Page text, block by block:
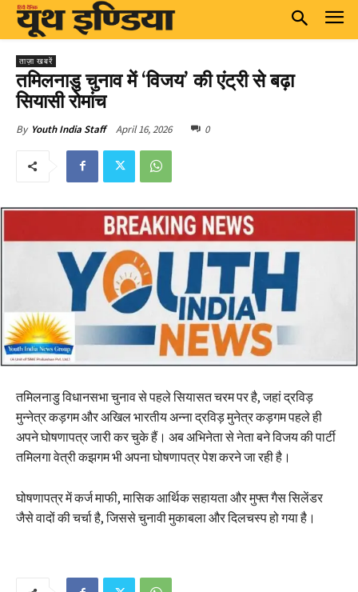
ताज़ा खबरें
तमिलनाडु चुनाव में ‘विजय’ की एंट्री से बढ़ा
सियासी रोमांच
By Youth India Staff April 16, 2026 0
तमिलनाडु विधानसभा चुनाव से पहले सियासत चरम पर है, जहां द्रविड़
मुन्नेत्र कड़गम और अखिल भारतीय अन्ना द्रविड़ मुनेत्र कड़गम पहले ही
अपने घोषणापत्र जारी कर चुके हैं। अब अभिनेता से नेता बने विजय की पार्टी
तमिलगा वेत्री कझगम भी अपना घोषणापत्र पेश करने जा रही है।
घोषणापत्र में कर्ज माफी, मासिक आर्थिक सहायता और मुफ्त गैस सिलेंडर
जैसे वादों की चर्चा है, जिससे चुनावी मुकाबला और दिलचस्प हो गया है।